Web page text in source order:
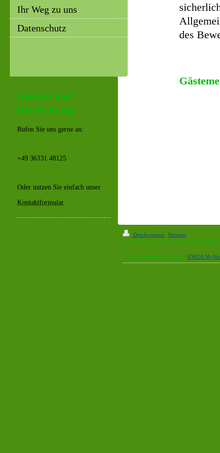
des
Ihr Weg zu uns
Datenschutz
Kontakt und
Reservierung
Rufen Sie uns gerne an:
+49 36331 48125
Oder nutzen Sie einfach unser
Kontaktformular.
Druckversion | Sitemap
© Ausflugs- und Ferienhotel Hufhaus-
Diese Homepage wurde mit IONOS